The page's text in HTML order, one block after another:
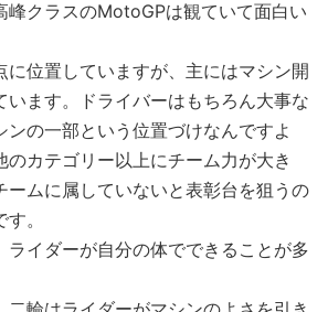
峰クラスのMotoGPは観ていて面白い
位置していますが、主にはマシン開
います。ドライバーはもちろん大事な
ンの一部という位置づけなんですよ
のカテゴリー以上にチーム力が大き
ームに属していないと表彰台を狙うの
。
イダーが自分の体でできることが多